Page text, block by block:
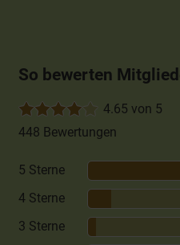
So bewerten
4.65 von 5
448 Bewertungen
5 Sterne
4 Sterne
3 Sterne